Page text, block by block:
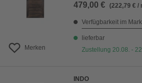
Merken
479,00 € (222,79 € /
Verfügbarkeit im
lieferbar
Zustellung 20.08. -
INDO